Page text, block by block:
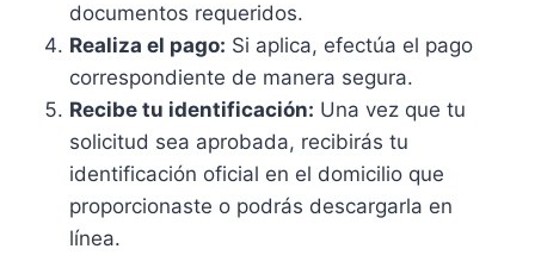
documentos requeridos.
Realiza el pago: Si aplica, efectúa el pago
correspondiente de manera segura.
Recibe tu identificación: Una vez que tu
solicitud sea aprobada, recibirás tu
identificación oficial en el domicilio que
proporcionaste o podrás descargarla en
línea.